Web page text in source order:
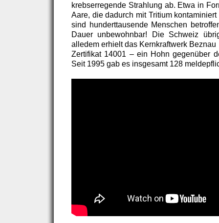
krebserregende Strahlung ab. Etwa in
Aare, die dadurch mit Tritium
sind hunderttausende Menschen
Dauer unbewohnbar! Die Schweiz
alledem erhielt das Kernkraftwerk Beznau
Zertifikat 14001 – ein Hohn gegenüber
Seit 1995 gab es insgesamt 128